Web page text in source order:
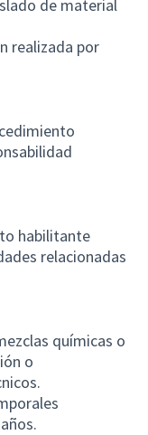
de material
realizada por
habilitante
relacionadas
químicas o
o